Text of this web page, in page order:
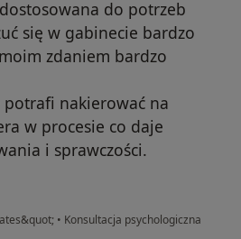
do potrzeb
się w gabinecie bardzo
zdaniem bardzo
nakierować na
w procesie co daje
i sprawczości.
• Konsultacja psychologiczna